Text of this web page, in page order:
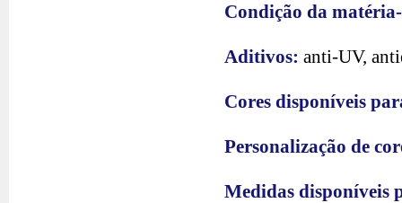
Condição da
Aditivos: anti-UV,
Cores disponíveis
Personalização de
Medidas disponíveis